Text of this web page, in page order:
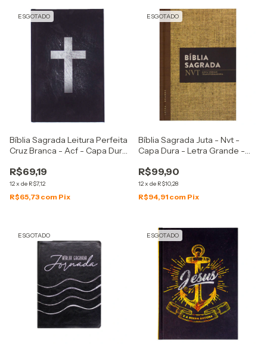
ESGOTADO
Bíblia Sagrada Leitura Perfeita
Cruz Branca - Acf - Capa Dura
R$69,19
12x de R$7,12
R$65,73 com Pix
ESGOTADO
Bíblia Sagrada Juta - Nvt -
Capa Dura - Letra Grande -
R$99,90
12x de R$10,28
R$94,91 com Pix
ESGOTADO ESGOTADO